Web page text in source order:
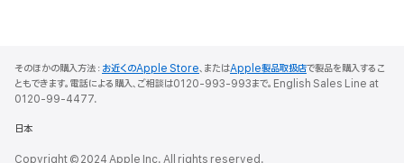
そのほかの購入方法： お近くのApple Store、またはApple製品取扱店で製品を購入するこ
ともできます。電話による購入、ご相談は0120-993-993まで。English Sales Line at
0120-99-4477.
日本
Copyright © 2024 Apple Inc. All rights reserved.